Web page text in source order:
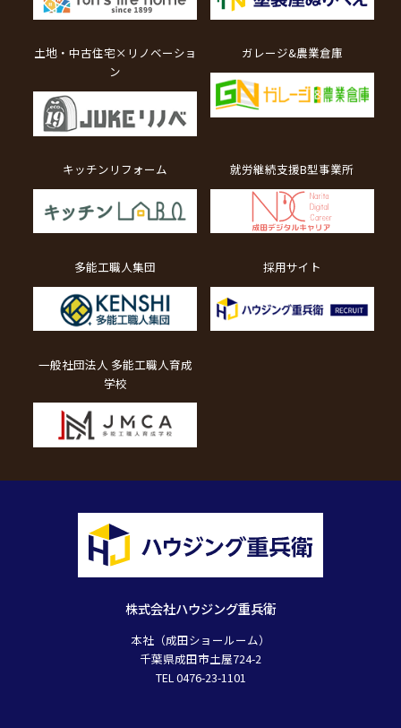
株式会社ハウジング重兵衛
本社（成田ショールーム）
千葉県成田市土屋724-2
TEL 0476-23-1101
土地・中古住宅×リノベーショ
ン
ガレージ&農業倉庫
キッチンリフォーム 就労継続支援B型事業所
多能工職人集団 採用サイト
一般社団法人 多能工職人育成
学校